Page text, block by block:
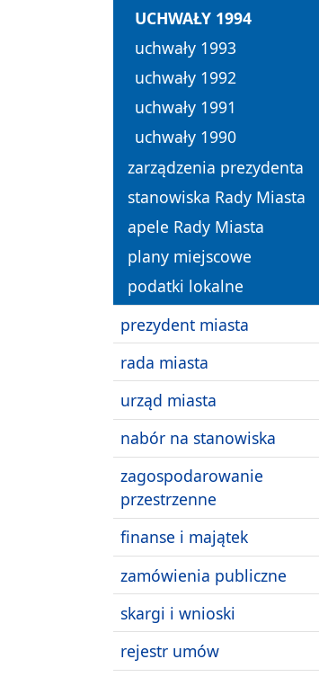
UCHWAŁY 1994
uchwały 1993
uchwały 1992
uchwały 1991
uchwały 1990
zarządzenia prezydenta
stanowiska Rady Miasta
apele Rady Miasta
plany miejscowe
podatki lokalne
prezydent miasta
rada miasta
urząd miasta
nabór na stanowiska
zagospodarowanie
przestrzenne
finanse i majątek
zamówienia publiczne
skargi i wnioski
rejestr umów